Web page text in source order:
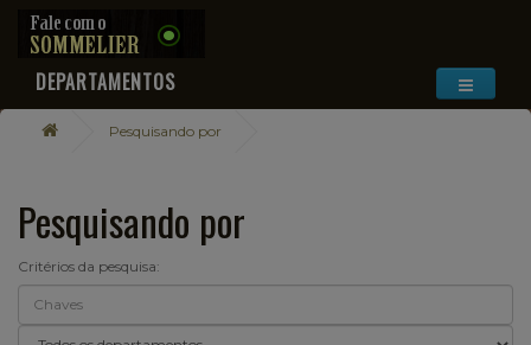
DEPARTAMENTOS
Pesquisando por
Pesquisando por
Critérios da pesquisa: